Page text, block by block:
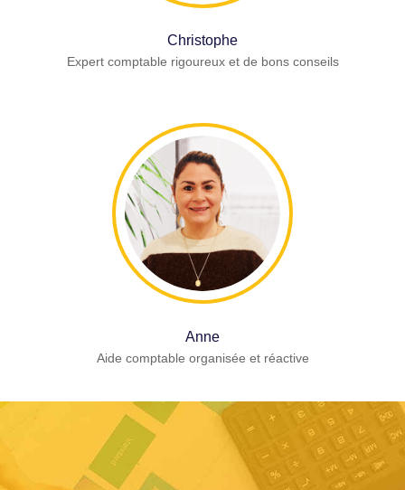
Christophe
Expert comptable rigoureux et de bons conseils
Anne
Aide comptable organisée et réactive